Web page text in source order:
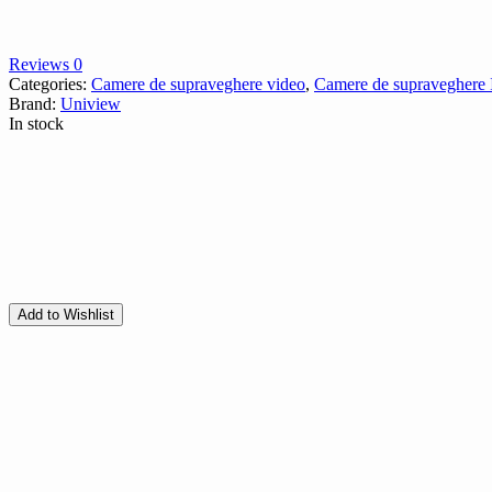
Reviews 0
Categories: Camere de supraveghere video, Camere de supraveghere
Brand: Uniview
In stock
Add to Wishlist